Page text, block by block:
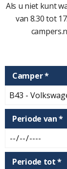
Als u niet kunt
van 8.30 tot
Camper *
Periode van *
Periode tot *